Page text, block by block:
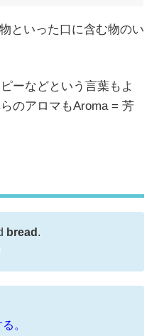
といった口に含む物のい
ーなどという言葉もよ
のアロマもAroma = 芳
bread .
。